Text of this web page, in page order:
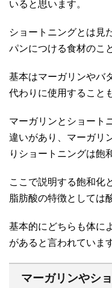
いると思います。
ショートニングとは見
パンにつける食材のこ
基本はマーガリンやバ
代わりに使用すること
マーガリンとショート
違いがあり、マーガリ
りショートニングは飽
ここで説明する飽和化
脂肪酸の特徴としては
基本的にどちらも体に
があると言われていま
マーガリンやシ